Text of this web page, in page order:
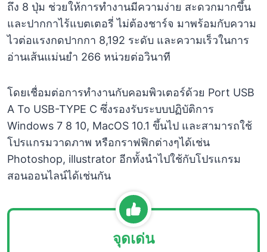
ถึง 8 ปุ่ม ช่วยให้การทำงานมีความง่าย สะดวกมากขึ้น
และปากกาไร้แบตเตอรี่ ไม่ต้องชาร์จ มาพร้อมกับความ
ไวต่อแรงกดปากกา 8,192 ระดับ และความเร็วในการ
อ่านเส้นแม่นยำ 266 หน่วยต่อวินาที
โดยเชื่อมต่อการทำงานกับคอมพิวเตอร์ด้วย Port USB
A To USB-TYPE C ซึ่งรองรับระบบปฏิบัติการ
Windows 7 8 10, MacOS 10.1 ขึ้นไป และสามารถใช้
โปรแกรมวาดภาพ หรือกราฟฟิกต่างๆได้เช่น
Photoshop, illustrator อีกทั้งนำไปใช้กับโปรแกรม
สอนออนไลน์ได้เช่นกัน
จุดเด่น